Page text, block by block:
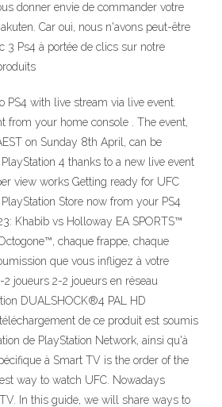
donner envie de commander votre
Car oui, nous n'avons peut-être
3 Ps4 à portée de clics sur notre
PS4 with live stream via live event.
from your home console . The event,
on Sunday 8th April, can be
4 thanks to a new live event
view works Getting ready for UFC
Store now from your PS4
Khabib vs Holloway EA SPORTS™
chaque frappe, chaque
que vous infligez à votre
joueurs 2-2 joueurs en réseau
DUALSHOCK®4 PAL HD
de ce produit est soumis
de PlayStation Network, ainsi qu'à
à Smart TV is the order of the
way to watch UFC. Nowadays
In this guide, we will share ways to